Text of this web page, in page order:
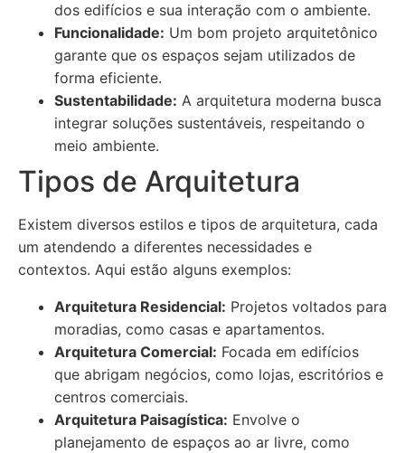
dos edifícios e sua interação com o ambiente.
Funcionalidade: Um bom projeto arquitetônico
garante que os espaços sejam utilizados de
forma eficiente.
Sustentabilidade: A arquitetura moderna busca
integrar soluções sustentáveis, respeitando o
meio ambiente.
Tipos de Arquitetura
Existem diversos estilos e tipos de arquitetura, cada
um atendendo a diferentes necessidades e
contextos. Aqui estão alguns exemplos:
Arquitetura Residencial: Projetos voltados para
moradias, como casas e apartamentos.
Arquitetura Comercial: Focada em edifícios
que abrigam negócios, como lojas, escritórios e
centros comerciais.
Arquitetura Paisagística: Envolve o
planejamento de espaços ao ar livre, como